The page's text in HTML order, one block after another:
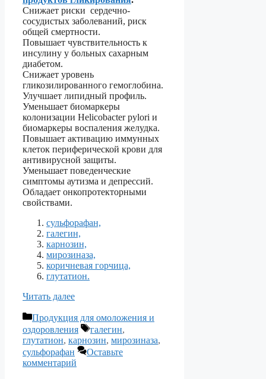
Снижает риски сердечно-
сосудистых заболеваний, риск
общей смертности.
Повышает чувствительность к
инсулину у больных сахарным
диабетом.
Снижает уровень
гликозилированного гемоглобина.
Улучшает липидный профиль.
Уменьшает биомаркеры
колонизации Helicobacter pylori и
биомаркеры воспаления желудка.
Повышает активацию иммунных
клеток периферической крови для
антивирусной защиты.
Уменьшает поведенческие
симптомы аутизма и депрессий.
Обладает онкопротекторными
свойствами.
сульфорафан,
галегин,
карнозин,
мирозиназа,
коричневая горчица,
глутатион.
Читать далее
Рубрики
Продукция для омоложения и
оздоровления
Метки
галегин,
глутатион, карнозин, мирозиназа,
сульфорафан
Оставьте
комментарий